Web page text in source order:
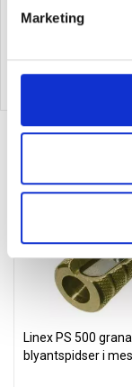
Marketing
Linex PS 500
blyantspidser i